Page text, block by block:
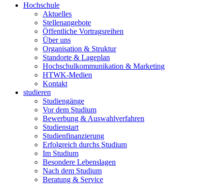
Hochschule
Aktuelles
Stellenangebote
Öffentliche Vortragsreihen
Über uns
Organisation & Struktur
Standorte & Lageplan
Hochschulkommunikation & Marketing
HTWK-Medien
Kontakt
studieren
Studiengänge
Vor dem Studium
Bewerbung & Auswahlverfahren
Studienstart
Studienfinanzierung
Erfolgreich durchs Studium
Im Studium
Besondere Lebenslagen
Nach dem Studium
Beratung & Service